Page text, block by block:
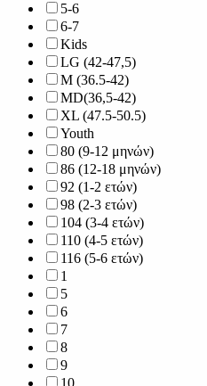
5-6
6-7
Kids
LG (42-47,5)
M (36.5-42)
MD(36,5-42)
XL (47.5-50.5)
Youth
80 (9-12 μηνών)
86 (12-18 μηνών)
92 (1-2 ετών)
98 (2-3 ετών)
104 (3-4 ετών)
110 (4-5 ετών)
116 (5-6 ετών)
1
5
6
7
8
9
10